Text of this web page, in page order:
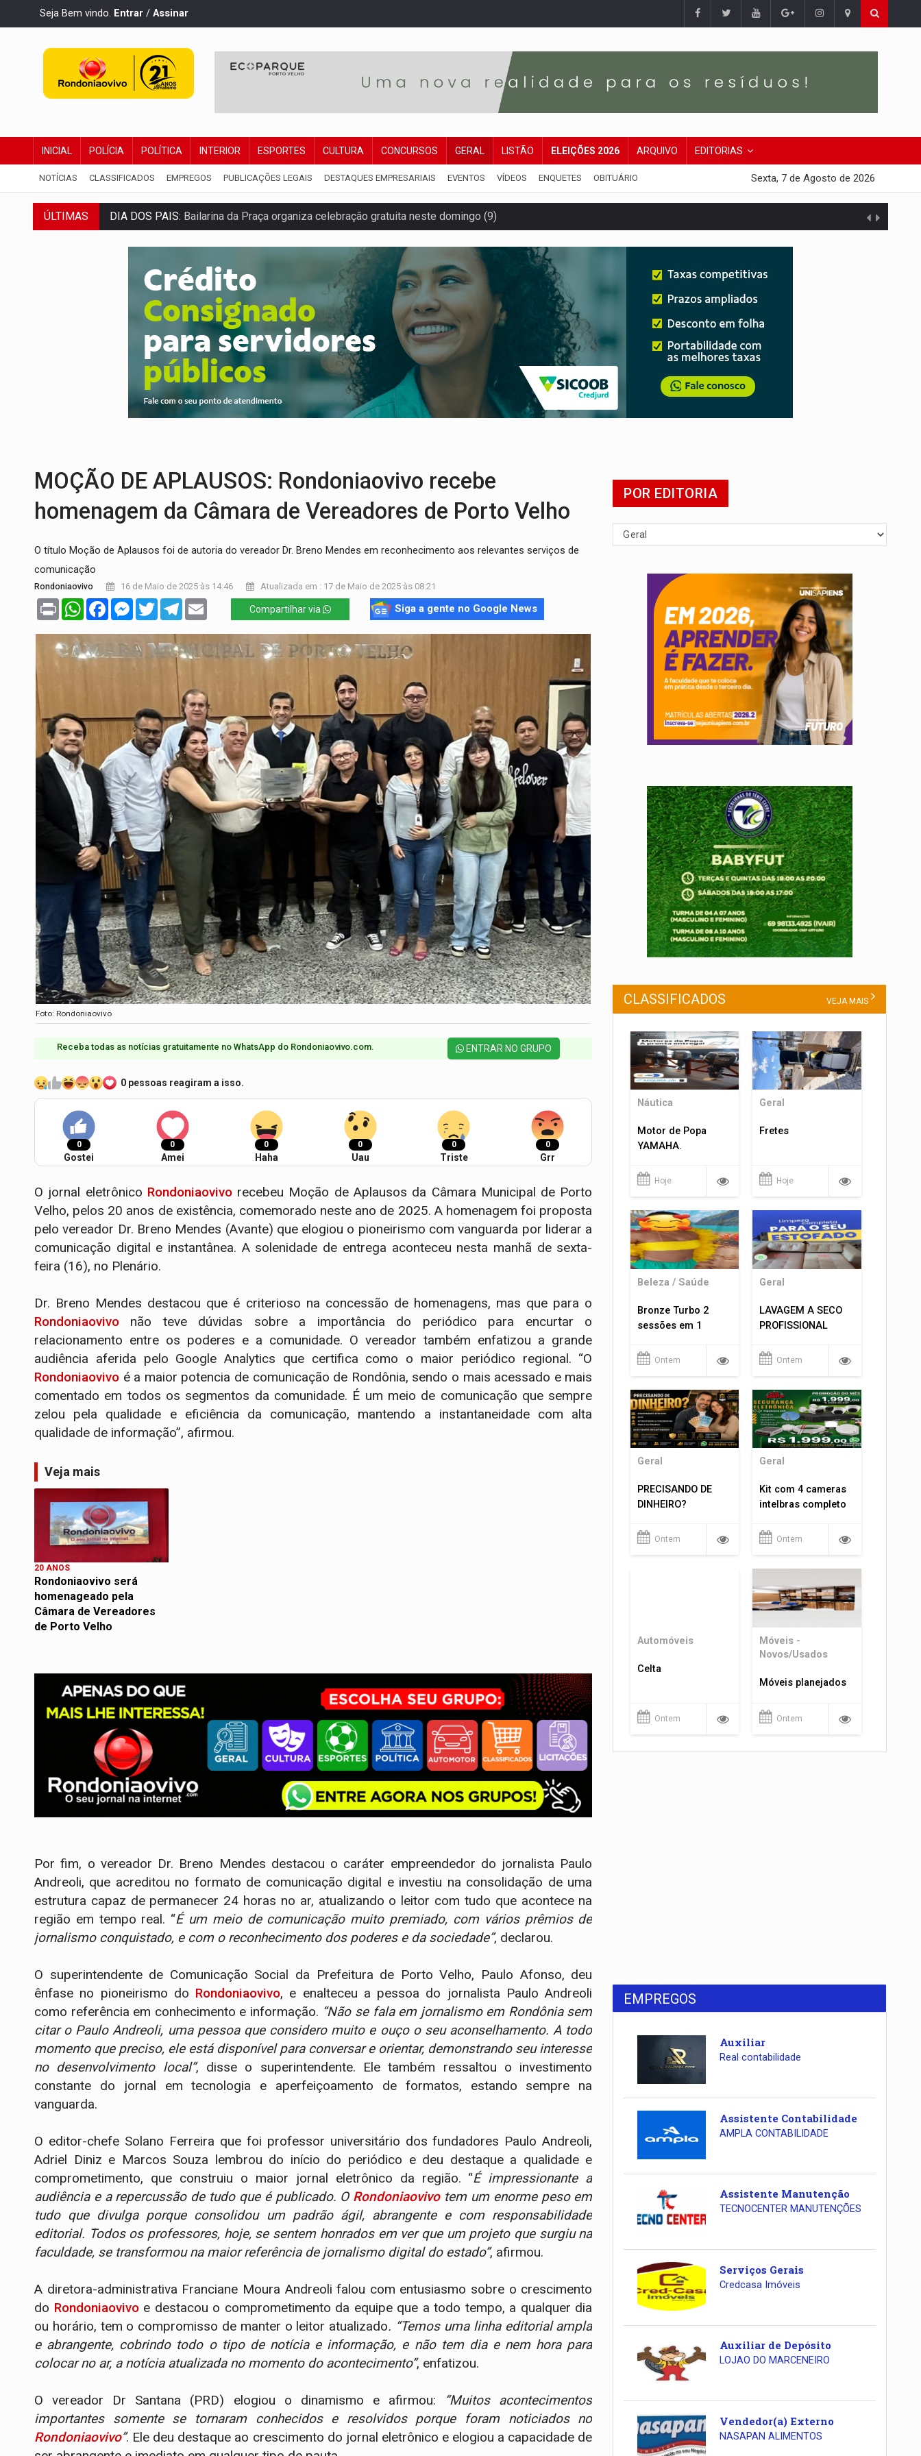
Seja Bem vindo. Entrar / Assinar
INICIAL POLÍCIA POLÍTICA INTERIOR ESPORTES CULTURA CONCURSOS GERAL LISTÃO ELEIÇÕES 2026 ARQUIVO EDITORIAS
NOTÍCIAS CLASSIFICADOS EMPREGOS PUBLICAÇÕES LEGAIS DESTAQUES EMPRESARIAIS EVENTOS VÍDEOS ENQUETES OBITUÁRIO Sexta, 7 de Agosto de 2026
ÚLTIMAS DIA DOS PAIS: Bailarina da Praça organiza celebração gratuita neste domingo (9)
VÍDEO:Perseguição a embarcação no rio Madeira termina com explosivos apreendidos
MEGA SENA:Prêmio acumula para R$ 165 milhões
Publicação Legal: AVISO DE LICITAÇÃO: PREGÃO ELETRÔNICO Nº 90091/2025/SUPEL/RO
PROVA CONTÁBIL: UNNESA apresenta documentos e questiona apreensão da PF em PVH
Ciclista é atropelado por carro na região Central de Porto Velho
Publicação Legal:AVISO DE LICITAÇÃO: PREGÃO ELETRÔNICO N.º 90136/2026/SUPEL/RO
FUTEBOL:Confira classificados e detalhes do sorteio da Copa do Brasil 2026
MOÇÃO DE APLAUSOS: Rondoniaovivo recebe
homenagem da Câmara de Vereadores de Porto Velho
O título Moção de Aplausos foi de autoria do vereador Dr. Breno Mendes em reconhecimento aos relevantes serviços de
comunicação
Rondoniaovivo 16 de Maio de 2025 às 14:46 Atualizada em : 17 de Maio de 2025 às 08:21
Print WhatsAppFacebookMessenger
TwitterTelegram Compartilhar via Siga a gente no Google News
Foto: Rondoniaovivo
Receba todas as notícias gratuitamente no WhatsApp do Rondoniaovivo.com.​ ENTRAR NO GRUPO
0 pessoas reagiram a isso.
0
Gostei
0
Amei
0
Haha
0
Uau
0
Triste
0
Grr
O jornal eletrônico Rondoniaovivorecebeu Moção de Aplausos da Câmara Municipal de Porto
Velho, pelos 20 anos de existência, comemorado neste ano de 2025. A homenagem foi proposta
pelo vereador Dr. Breno Mendes (Avante) que elogiou o pioneirismo com vanguarda por liderar a
comunicação digital e instantânea. A solenidade de entrega aconteceu nesta manhã de sexta-
feira (16), no Plenário.
Dr. Breno Mendes destacou que é criterioso na concessão de homenagens, mas que para o
Rondoniaovivo não teve dúvidas sobre a importância do periódico para encurtar o
relacionamento entre os poderes e a comunidade. O vereador também enfatizou a grande
audiência aferida pelo Google Analytics que certifica como o maior periódico regional. “O
Rondoniaovivo é a maior potencia de comunicação de Rondônia, sendo o mais acessado e mais
comentado em todos os segmentos da comunidade. É um meio de comunicação que sempre
zelou pela qualidade e eficiência da comunicação, mantendo a instantaneidade com alta
qualidade de informação”, afirmou.
Veja mais
20 ANOS
Rondoniaovivo será
homenageado pela
Câmara de Vereadores
de Porto Velho
Por fim, o vereador Dr. Breno Mendes destacou o caráter empreendedor do jornalista Paulo
Andreoli, que acreditou no formato de comunicação digital e investiu na consolidação de uma
estrutura capaz de permanecer 24 horas no ar, atualizando o leitor com tudo que acontece na
região em tempo real. “É um meio de comunicação muito premiado, com vários prêmios de
jornalismo conquistado, e com o reconhecimento dos poderes e da sociedade”, declarou.
O superintendente de Comunicação Social da Prefeitura de Porto Velho, Paulo Afonso, deu
ênfase no pioneirismo do Rondoniaovivo, e enalteceu a pessoa do jornalista Paulo Andreoli
como referência em conhecimento e informação. “Não se fala em jornalismo em Rondônia sem
citar o Paulo Andreoli, uma pessoa que considero muito e ouço o seu aconselhamento. A todo
momento que preciso, ele está disponível para conversar e orientar, demonstrando seu interesse
no desenvolvimento local”, disse o superintendente. Ele também ressaltou o investimento
constante do jornal em tecnologia e aperfeiçoamento de formatos, estando sempre na
vanguarda.
O editor-chefe Solano Ferreira que foi professor universitário dos fundadores Paulo Andreoli,
Adriel Diniz e Marcos Souza lembrou do início do periódico e deu destaque a qualidade e
comprometimento, que construiu o maior jornal eletrônico da região. “É impressionante a
audiência e a repercussão de tudo que é publicado. O Rondoniaovivotem um enorme peso em
tudo que divulga porque consolidou um padrão ágil, abrangente e com responsabilidade
editorial. Todos os professores, hoje, se sentem honrados em ver que um projeto que surgiu na
faculdade, se transformou na maior referência de jornalismo digital do estado”, afirmou.
A diretora-administrativa Franciane Moura Andreoli falou com entusiasmo sobre o crescimento
do Rondoniaovivoe destacou o comprometimento da equipe que a todo tempo, a qualquer dia
ou horário, tem o compromisso de manter o leitor atualizado. “Temos uma linha editorial ampla
e abrangente, cobrindo todo o tipo de notícia e informação, e não tem dia e nem hora para
colocar no ar, a notícia atualizada no momento do acontecimento”, enfatizou.
O vereador Dr Santana (PRD) elogiou o dinamismo e afirmou:
“Muitos acontecimentos
importantes somente se tornaram conhecidos e resolvidos porque foram noticiados no
Rondoniaovivo”. Ele deu destaque ao crescimento do jornal eletrônico e elogiou a capacidade de
POR EDITORIA
CLASSIFICADOS VEJA MAIS
Náutica
Motor de Popa
YAMAHA.
Hoje
Geral
Fretes
Hoje
Beleza / Saúde
Bronze Turbo 2
sessões em 1
Ontem
Geral
LAVAGEM A SECO
PROFISSIONAL
Ontem
Geral
PRECISANDO DE
DINHEIRO?
Ontem
Geral
Kit com 4 cameras
intelbras completo
Ontem
Automóveis
Celta
Ontem
Móveis -
Novos/Usados
Móveis planejados
Ontem
EMPREGOS
Auxiliar
Real contabilidade
Assistente Contabilidade
AMPLA CONTABILIDADE
Assistente Manutenção
TECNOCENTER MANUTENÇÕES
Serviços Gerais
Credcasa Imóveis
Auxiliar de Depósito
LOJAO DO MARCENEIRO
Vendedor(a) Externo
NASAPAN ALIMENTOS